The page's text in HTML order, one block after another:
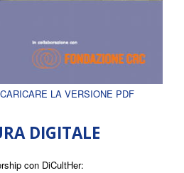
LA VERSIONE PDF
DIGITALE
con DiCultHer: